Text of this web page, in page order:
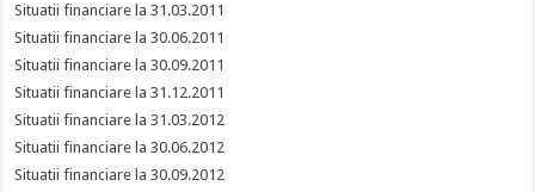
Situatii financiare la 31.03.2011
Situatii financiare la 30.06.2011
Situatii financiare la 30.09.2011
Situatii financiare la 31.12.2011
Situatii financiare la 31.03.2012
Situatii financiare la 30.06.2012
Situatii financiare la 30.09.2012